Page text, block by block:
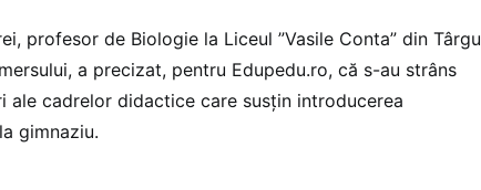
profesor de Biologie la Liceul ”Vasile Conta” din Târgu
a precizat, pentru Edupedu.ro, că s-au strâns
ale cadrelor didactice care susțin introducerea
gimnaziu.